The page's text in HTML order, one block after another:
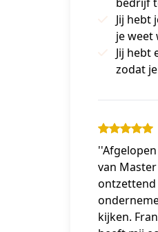
Jij hebt
je weet
Jij hebt
zodat
van
ontzettend
kijken.